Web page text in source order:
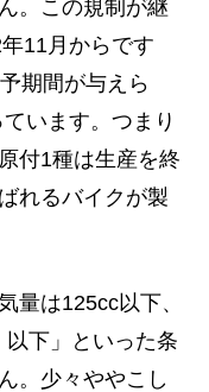
。この規制が継
11月からです
期間が与えら
います。つまり
付1種は生産を終
れるバイクが製
量は125cc以下、
下」といった条
。少々ややこし